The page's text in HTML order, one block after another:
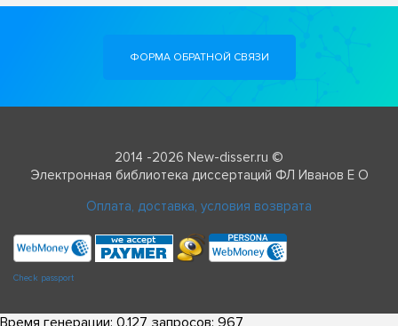
ФОРМА ОБРАТНОЙ СВЯЗИ
2014 -2026 New-disser.ru ©
Электронная библиотека диссертаций ФЛ Иванов Е О
Оплата, доставка, условия возврата
Check passport